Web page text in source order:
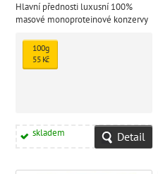
Hlavní přednosti luxusní 100%
masové monoproteinové konzervy
živočišného zdroje):
100g
55 Kč
skladem Detail